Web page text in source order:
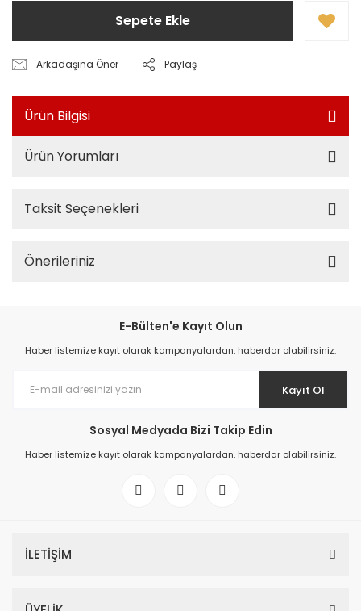
Sepete Ekle
Arkadaşına Öner Paylaş
Ürün Bilgisi
Ürün Yorumları
Taksit Seçenekleri
Önerileriniz
E-Bülten'e Kayıt Olun
Haber listemize kayıt olarak kampanyalardan, haberdar olabilirsiniz.
Kayıt Ol
Sosyal Medyada Bizi Takip Edin
Haber listemize kayıt olarak kampanyalardan, haberdar olabilirsiniz.
İLETİŞİM